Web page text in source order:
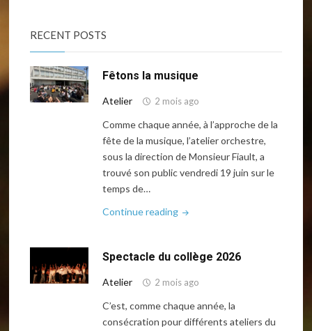
RECENT POSTS
Fêtons la musique
Atelier 2 mois ago
Comme chaque année, à l’approche de la
fête de la musique, l’atelier orchestre,
sous la direction de Monsieur Fiault, a
trouvé son public vendredi 19 juin sur le
temps de…
Continue reading"Fêtons
Spectacle du collège 2026
Atelier 2 mois ago
C’est, comme chaque année, la
consécration pour différents ateliers du